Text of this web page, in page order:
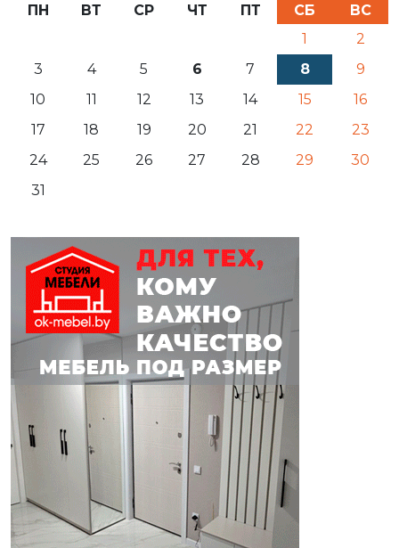
ПН ВТ СР ЧТ ПТ СБ
ВС
1
2
3
4 5 6 7 8
9
10
11 12 13 14 15
16
17
18 19 20 21 22
23
24
25 26 27 28 29
30
31